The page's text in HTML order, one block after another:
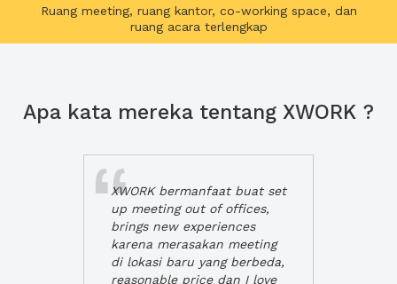
Ruang meeting, ruang kantor, co-working space, dan
ruang acara terlengkap
Apa kata mereka tentang XWORK ?
XWORK bermanfaat buat set
up meeting out of offices,
brings new experiences
karena merasakan meeting
di lokasi baru yang berbeda,
reasonable price dan I love